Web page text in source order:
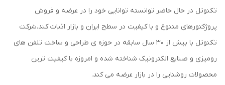
تکنوتل در حال حاضر توانسته توانایی خود را در عرضه و فروش
پروژکتورهای متنوع و با کیفیت در سطح ایران و بازار اثبات کند.شرکت
تکنوتل با بیش از 30 سال سابقه در حوزه ی طراحی و ساخت تلفن های
رومیزی و صنایع الکترونیک شناخته شده و امروزه با کیفیت ترین
محصولات روشنایی را در بازار عرضه می کند.